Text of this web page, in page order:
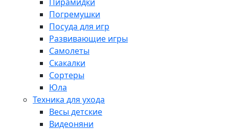
Погремушки
Посуда для игр
Развивающие игры
Самолеты
Скакалки
Сортеры
Юла
Техника для ухода
Весы детские
Видеоняни